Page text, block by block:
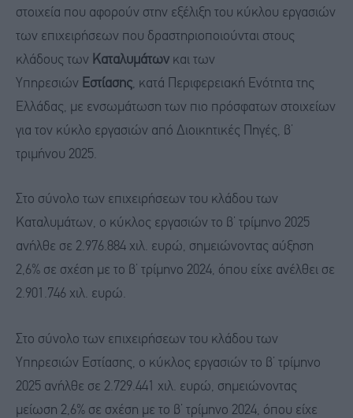
στοιχεία που αφορούν στην εξέλιξη του κύκλου εργασιών
των επιχειρήσεων που δραστηριοποιούνται στους
κλάδους των Καταλυμάτων και των
Υπηρεσιών Εστίασης, κατά Περιφερειακή Ενότητα της
Ελλάδας, με ενσωμάτωση των πιο πρόσφατων στοιχείων
για τον κύκλο εργασιών από Διοικητικές Πηγές, β’
τριμήνου 2025.
Στο σύνολο των επιχειρήσεων του κλάδου των
Καταλυμάτων, ο κύκλος εργασιών το β’ τρίμηνο 2025
ανήλθε σε 2.976.884 χιλ. ευρώ, σημειώνοντας αύξηση
2,6% σε σχέση με το β’ τρίμηνο 2024, όπου είχε ανέλθει σε
2.901.746 χιλ. ευρώ.
Στο σύνολο των επιχειρήσεων του κλάδου των
Υπηρεσιών Εστίασης, ο κύκλος εργασιών το β’ τρίμηνο
2025 ανήλθε σε 2.729.441 χιλ. ευρώ, σημειώνοντας
μείωση 2,6% σε σχέση με το β’ τρίμηνο 2024, όπου είχε